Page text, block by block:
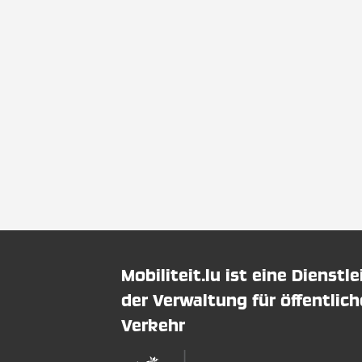
Mobiliteit.lu ist eine
der Verwaltung für
Verkehr